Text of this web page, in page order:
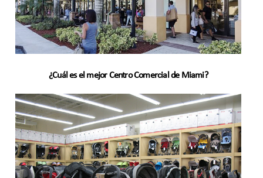
¿Cuál es el mejor Centro Comercial de Miami?